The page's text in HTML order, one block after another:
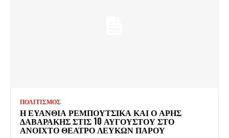
ΠΟΛΙΤΙΣΜΟΣ
Η ΕΥΑΝΘΙΑ ΡΕΜΠΟΥΤΣΙΚΑ ΚΑΙ Ο ΑΡΗΣ
ΔΑΒΑΡΑΚΗΣ ΣΤΙΣ 10 ΑΥΓΟΥΣΤΟΥ ΣΤΟ
ΑΝΟΙΧΤΟ ΘΕΑΤΡΟ ΛΕΥΚΩΝ ΠΑΡΟΥ